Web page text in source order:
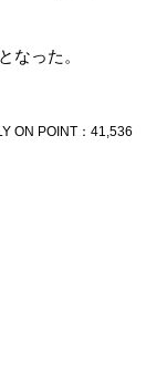
なった。
ON POINT：41,536